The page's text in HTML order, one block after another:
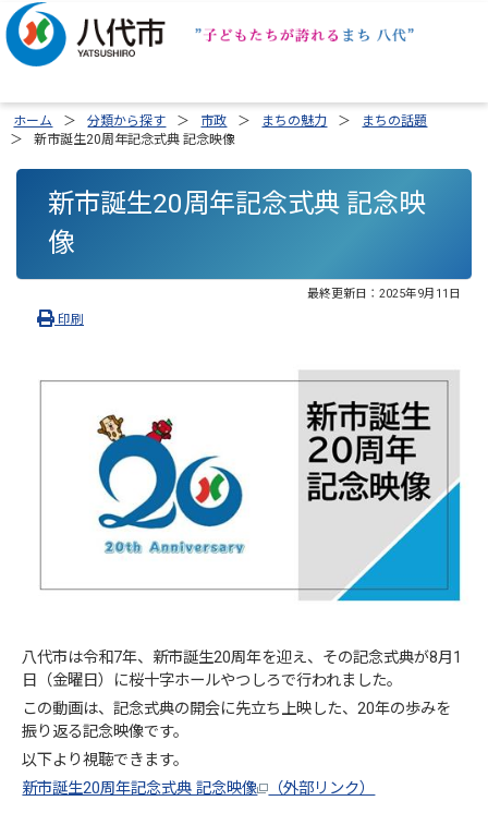
ホーム 分類から探す 市政 まちの魅力
まちの話題
新市誕生20周年記念式典 記念映像
新市誕生20周年記念式典 記念映
像
最終更新日： 2025年9月11日
印刷
八代市は令和7年、新市誕生20周年を迎え、その記念式典が8月1
日（金曜日）に桜十字ホールやつしろで行われました。
この動画は、記念式典の開会に先立ち上映した、20年の歩みを
振り返る記念映像です。
以下より視聴できます。
新市誕生20周年記念式典 記念映像
（外部リンク）